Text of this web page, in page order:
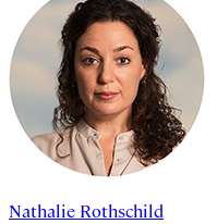
Nathalie Rothschild